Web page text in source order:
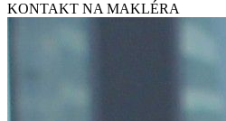
KONTAKT NA MAKLÉRA